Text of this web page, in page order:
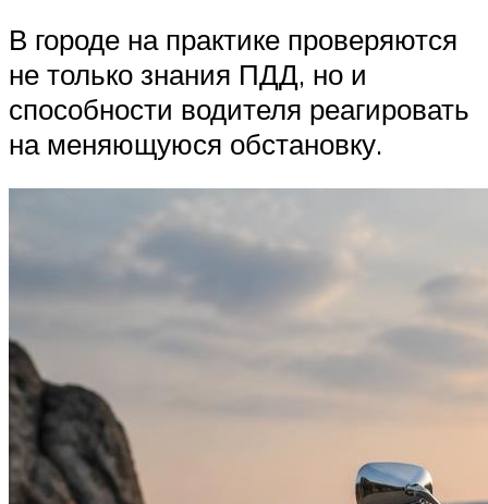
В городе на практике проверяются
не только знания ПДД, но и
способности водителя реагировать
на меняющуюся обстановку.